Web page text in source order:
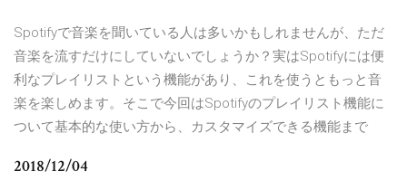
Spotifyで音楽を聞いている人は多いかもしれませんが、ただ
音楽を流すだけにしていないでしょうか？実はSpotifyには便
利なプレイリストという機能があり、これを使うともっと音
楽を楽しめます。そこで今回はSpotifyのプレイリスト機能に
ついて基本的な使い方から、カスタマイズできる機能まで
2018/12/04